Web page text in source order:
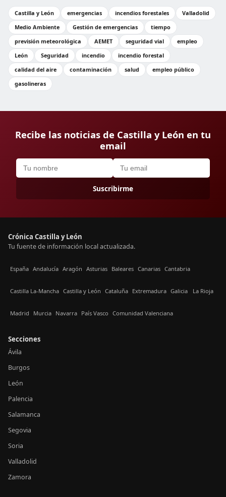
Castilla y León emergencias incendios forestales
Valladolid
Medio Ambiente
Gestión de emergencias
tiempo
previsión meteorológica
AEMET seguridad vial
empleo
León
Seguridad incendio
incendio forestal
calidad del aire
contaminación salud
empleo público
gasolineras
Recibe las noticias de Castilla y León en tu
email
Suscribirme
Crónica Castilla y León
Tu fuente de información local actualizada.
España Andalucía Aragón Asturias Baleares Canarias Cantabria
Castilla La-Mancha Castilla y León Cataluña Extremadura Galicia La Rioja
Madrid Murcia Navarra País Vasco Comunidad Valenciana
Secciones
Ávila
Burgos
León
Palencia
Salamanca
Segovia
Soria
Valladolid
Zamora